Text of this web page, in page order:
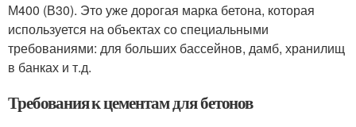
М400 (В30). Это уже дорогая марка бетона, которая
используется на объектах со специальными
требованиями: для больших бассейнов, дамб, хранилищ
в банках и т.д.
Требования к цементам для бетонов